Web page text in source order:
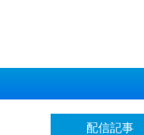
配信記事